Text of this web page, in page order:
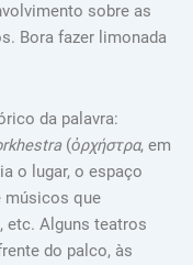
sobre as
Bora fazer limonada
da palavra:
(ὀρχήστρα, em
o lugar, o espaço
músicos que
etc. Alguns teatros
do palco, às